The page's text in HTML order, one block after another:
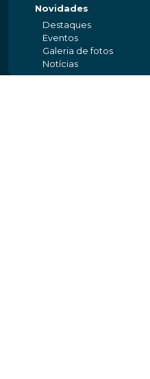
Novidades
Destaques
Eventos
Galeria de fotos
Notícias